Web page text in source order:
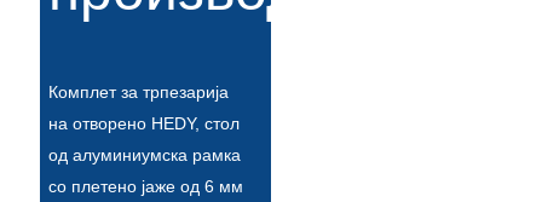
Комплет за трпезарија
на отворено HEDY, стол
од алуминиумска рамка
со плетено јаже од 6 мм